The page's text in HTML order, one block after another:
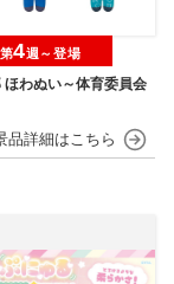
ほわぬい～体育委員会
4週～登場